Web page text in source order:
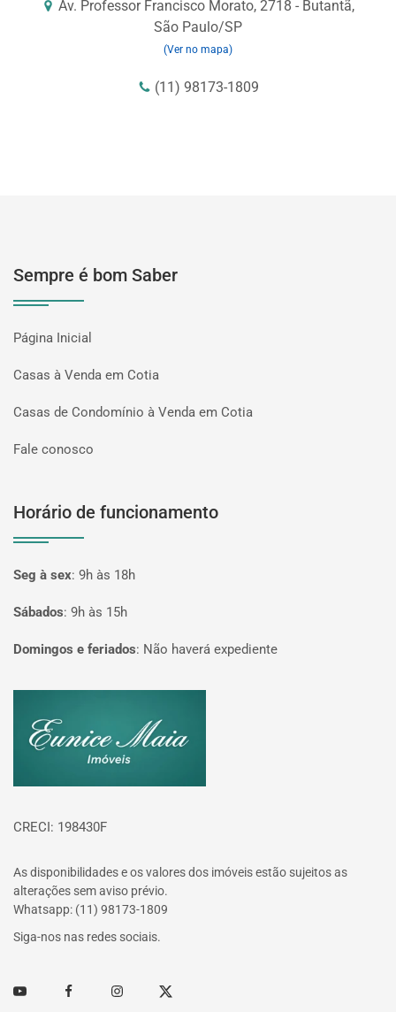
Av. Professor Francisco Morato, 2718 - Butantã,
São Paulo/SP
(Ver no mapa)
(11) 98173-1809
Sempre é bom Saber
Página Inicial
Casas à Venda em Cotia
Casas de Condomínio à Venda em Cotia
Fale conosco
Horário de funcionamento
Seg à sex: 9h às 18h
Sábados: 9h às 15h
Domingos e feriados: Não haverá expediente
CRECI: 198430F
As disponibilidades e os valores dos imóveis estão sujeitos as
alterações sem aviso prévio.
Whatsapp: (11) 98173-1809
Siga-nos nas redes sociais.
Youtube FacebookInstagramTwitter